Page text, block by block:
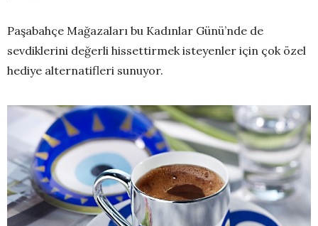
Paşabahçe Mağazaları bu Kadınlar Günü’nde de
sevdiklerini değerli hissettirmek isteyenler için çok özel
hediye alternatifleri sunuyor.